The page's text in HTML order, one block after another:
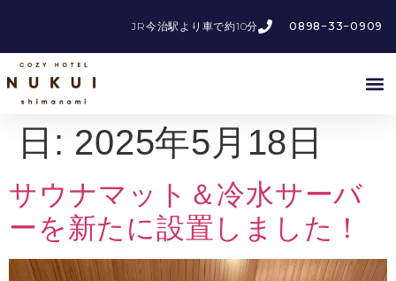
0898−33−0909
JR今治駅より車で約10分
日: 2025年5月18日
サウナマット＆冷水サーバ
ーを新たに設置しました！